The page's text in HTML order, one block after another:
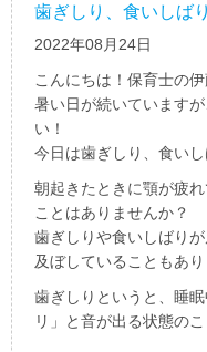
歯ぎしり、食いしば
2022年08月24日
こんにちは！保育士の伊
暑い日が続いています
い！
今日は歯ぎしり、食い
朝起きたときに顎が疲
ことはありませんか？
歯ぎしりや食いしばり
及ぼしていることもあり
歯ぎしりというと、睡
リ」と音が出る状態の